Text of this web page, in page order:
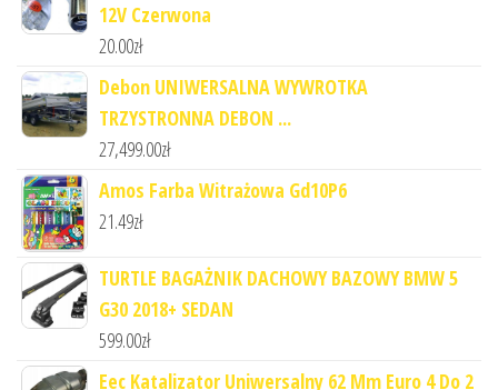
12V Czerwona
20.00zł
Debon UNIWERSALNA WYWROTKA
TRZYSTRONNA DEBON ...
27,499.00zł
Amos Farba Witrażowa Gd10P6
21.49zł
TURTLE BAGAŻNIK DACHOWY BAZOWY BMW 5
G30 2018+ SEDAN
599.00zł
Eec Katalizator Uniwersalny 62 Mm Euro 4 Do 2